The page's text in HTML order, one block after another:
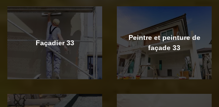
Façadier 33
Peintre et peinture de
façade 33